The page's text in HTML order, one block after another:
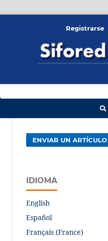
Registrarse
ENVIAR UN ARTÍCULO
IDIOMA
English
Español
Français (France)